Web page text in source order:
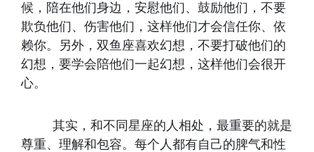
候，陪在他们身边，安慰他们、鼓励他们，不要
欺负他们、伤害他们，这样他们才会信任你、依
赖你。另外，双鱼座喜欢幻想，不要打破他们的
幻想，要学会陪他们一起幻想，这样他们会很开
心。
其实，和不同星座的人相处，最重要的就是
尊重、理解和包容。每个人都有自己的脾气和性